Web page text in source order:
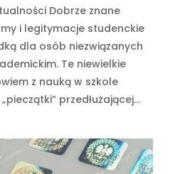
Dobrze znane
i legitymacje studenckie
dla osób niezwiązanych
Te niewielkie
z nauką w szkole
przedłużającej...